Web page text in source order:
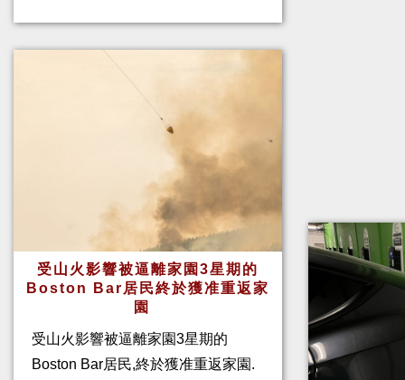
受山火影響被逼離家園3星期的
Boston Bar居民終於獲准重返家
園
受山火影響被逼離家園3星期的
Boston Bar居民,終於獲准重返家園.